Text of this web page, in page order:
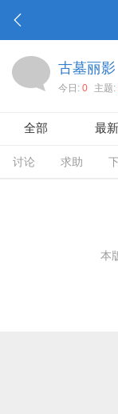
古墓丽影
今日: 0 主题:
全部 最新
讨论 求助
本